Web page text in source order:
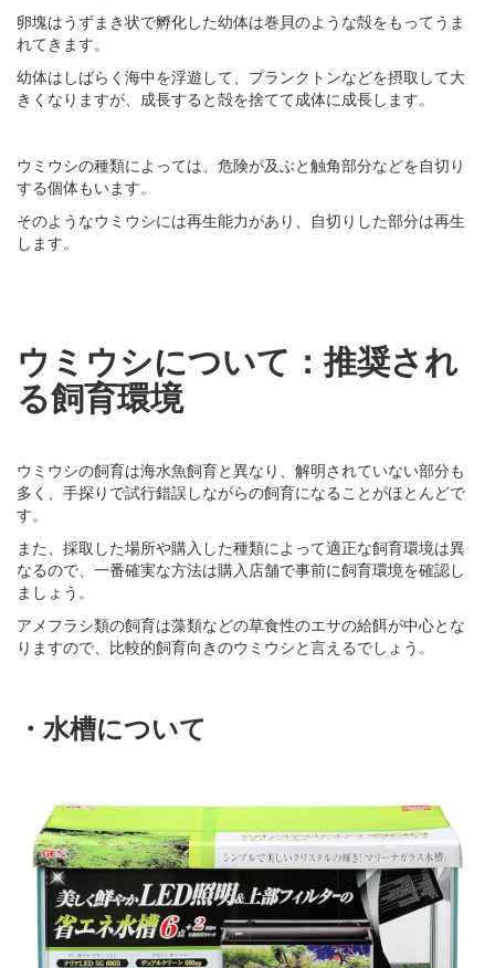
卵塊はうずまき状で孵化した幼体は巻貝のような殻をもってうま
れてきます。
幼体はしばらく海中を浮遊して、プランクトンなどを摂取して大
きくなりますが、成長すると殻を捨てて成体に成長します。
ウミウシの種類によっては、危険が及ぶと触角部分などを自切り
する個体もいます。
そのようなウミウシには再生能力があり、自切りした部分は再生
します。
ウミウシについて：推奨され
る飼育環境
ウミウシの飼育は海水魚飼育と異なり、解明されていない部分も
多く、手探りで試行錯誤しながらの飼育になることがほとんどで
す。
また、採取した場所や購入した種類によって適正な飼育環境は異
なるので、一番確実な方法は購入店舗で事前に飼育環境を確認し
ましょう。
アメフラシ類の飼育は藻類などの草食性のエサの給餌が中心とな
りますので、比較的飼育向きのウミウシと言えるでしょう。
・水槽について